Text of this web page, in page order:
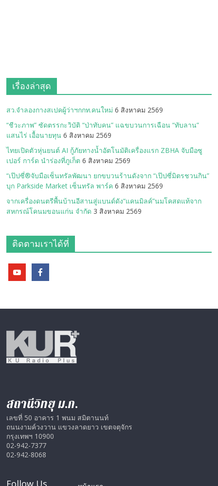
เรื่องล่าสุด
สว.จำลองกางสเปคผู้ว่าฯกกท.คนใหม่ 6 สิงหาคม 2569
“ชีวะภาพ” ซัดตรรกะวิบัติ “ป่าทับคน” แฉขบวนการเฉือน “ทับลาน”
แสนไร่ เอื้อนายทุน 6 สิงหาคม 2569
ไทยเปิดตัวหุ่นยนต์ AI กู้ภัยทางน้ำอัตโนมัติเครื่องแรก ZBHA จับมือซู
เปอร์ การ์ด นำร่องที่ภูเก็ต 6 สิงหาคม 2569
“เป๊ปซี่®จับมือเซ็นทรัลพัฒนา ยกขบวนร้านดังจาก “เป๊ปซี่มิตรชวนกิน”
บุก Parkside Market เซ็นทรัล พาร์ค 6 สิงหาคม 2569
จากเครื่องดนตรีพื้นบ้านอีสานสู่แบนด์ดัง“แคนมิลค์”นมโคสดแท้จาก
สหกรณ์โคนมขอนแก่น จำกัด 3 สิงหาคม 2569
ติดตามเราได้ที่
สถานีวิทยุ ม.ก.
เลขที่ 50 อาคาร 1 พนม สมิตานนท์
ถนนงามค์วงวาน แขวงลาดยาว เขตจตุจักร
กรุงเทพฯ 10900
02-942-7377
02-942-8068
Follow Us